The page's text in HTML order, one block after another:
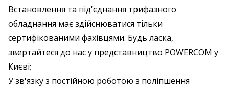
Встановлення та під'єднання трифазного
обладнання має здійснюватися тільки
сертифікованими фахівцями. Будь ласка,
звертайтеся до нас у представництво POWERCOM у
Києві;
У зв'язку з постійною роботою з поліпшення